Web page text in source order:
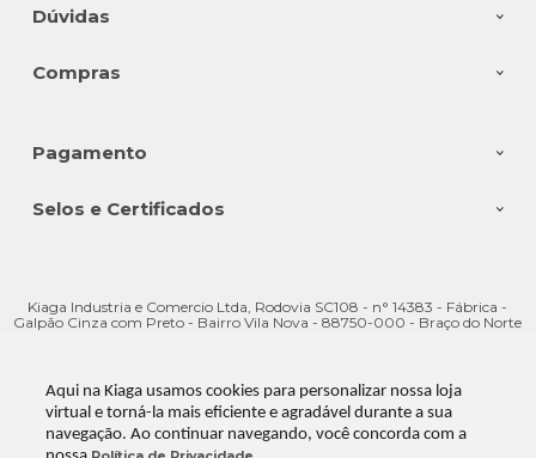
Aqui na Kiaga usamos cookies para personalizar nossa loja
virtual e torná-la mais eficiente e agradável durante a sua
navegação. Ao continuar navegando, você concorda com a
Dúvidas
Compras
Pagamento
Selos e Certificados
Kiaga Industria e Comercio Ltda, Rodovia SC108 - n° 14383 - Fábrica -
Galpão Cinza com Preto - Bairro Vila Nova - 88750-000 - Braço do Norte